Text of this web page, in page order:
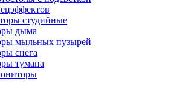
студийные
дыма
мыльных пузырей
снега
тумана